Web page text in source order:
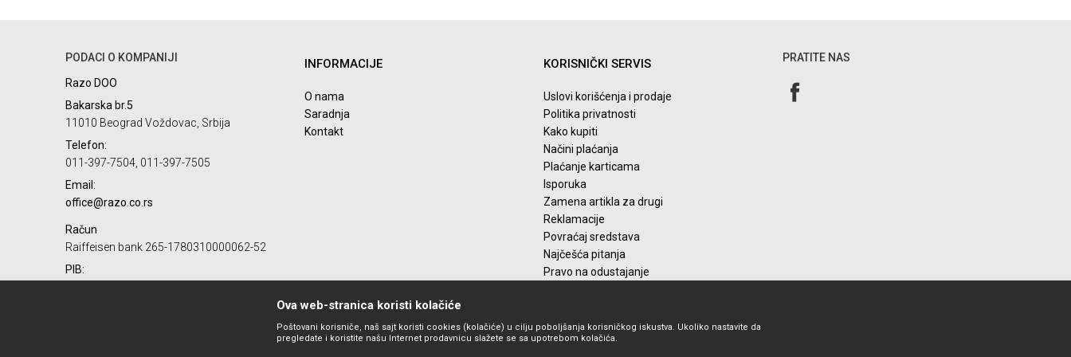
PODACI O KOMPANIJI
Razo DOO
Bakarska br.5
11010 Beograd Voždovac, Srbija
Telefon:
011-397-7504, 011-397-7505
Email:
office@razo.co.rs
Račun
Raiffeisen bank 265-1780310000062-52
PIB:
INFORMACIJE
O nama
Saradnja
Kontakt
KORISNIČKI SERVIS
Uslovi korišćenja i prodaje
Politika privatnosti
Kako kupiti
Načini plaćanja
Plaćanje karticama
Isporuka
Zamena artikla za drugi
Reklamacije
Povraćaj sredstava
Najčešća pitanja
Pravo na odustajanje
PRATITE NAS
Ova web-stranica koristi kolačiće
Poštovani korisniče, naš sajt koristi cookies (kolačiće) u cilju poboljšanja korisničkog iskustva. Ukoliko nastavite da
pregledate i koristite našu Internet prodavnicu slažete se sa upotrebom kolačića.